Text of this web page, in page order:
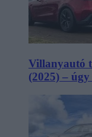
Villanyautó
(2025) – úgy